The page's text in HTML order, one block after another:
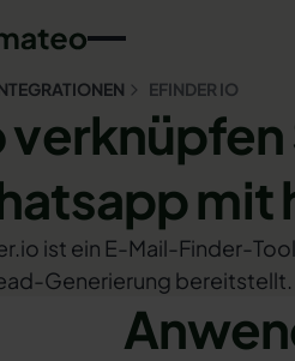
EFINDER IO
mit
ist ein E-Mail-Finder-
Generierung bereitstellt.